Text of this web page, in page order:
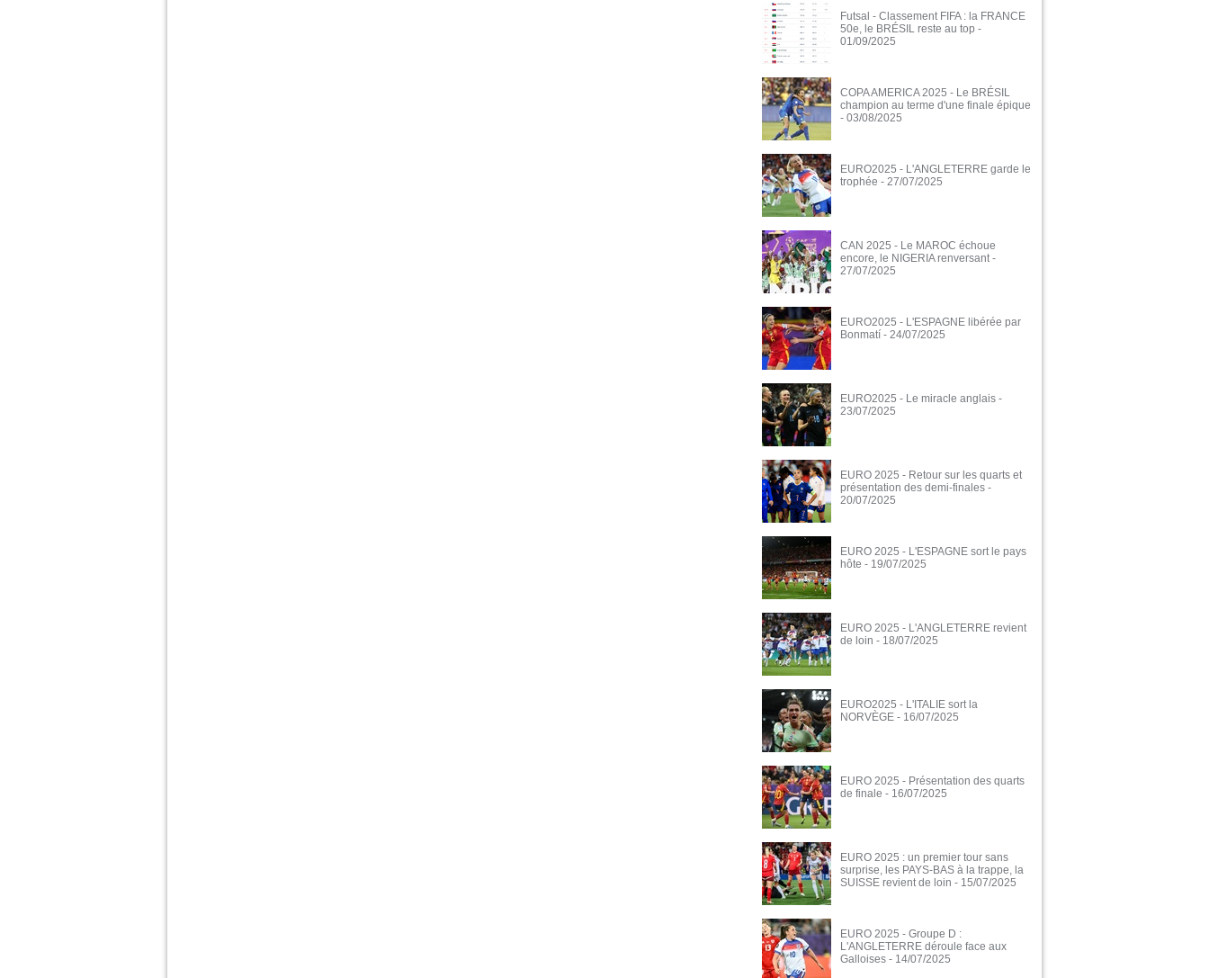
Futsal - Classement FIFA : la FRANCE
50e, le BRÉSIL reste au top -
01/09/2025
COPA AMERICA 2025 - Le BRÉSIL
champion au terme d'une finale épique
- 03/08/2025
EURO2025 - L'ANGLETERRE garde le
trophée - 27/07/2025
CAN 2025 - Le MAROC échoue
encore, le NIGERIA renversant -
27/07/2025
EURO2025 - L'ESPAGNE libérée par
Bonmatí - 24/07/2025
EURO2025 - Le miracle anglais -
23/07/2025
EURO 2025 - Retour sur les quarts et
présentation des demi-finales -
20/07/2025
EURO 2025 - L'ESPAGNE sort le pays
hôte - 19/07/2025
EURO 2025 - L'ANGLETERRE revient
de loin - 18/07/2025
EURO2025 - L'ITALIE sort la
NORVÈGE - 16/07/2025
EURO 2025 - Présentation des quarts
de finale - 16/07/2025
EURO 2025 : un premier tour sans
surprise, les PAYS-BAS à la trappe, la
SUISSE revient de loin - 15/07/2025
EURO 2025 - Groupe D :
L'ANGLETERRE déroule face aux
Galloises - 14/07/2025